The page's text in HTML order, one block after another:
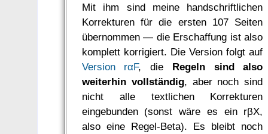
Mit ihm sind meine handschriftlichen
Korrekturen für die ersten 107 Seiten
übernommen — die Erschaffung ist also
komplett korrigiert. Die Version folgt auf
Version rαF, die Regeln sind also
weiterhin vollständig, aber noch sind
nicht alle textlichen Korrekturen
eingebunden (sonst wäre es ein rβX,
also eine Regel-Beta). Es bleibt noch